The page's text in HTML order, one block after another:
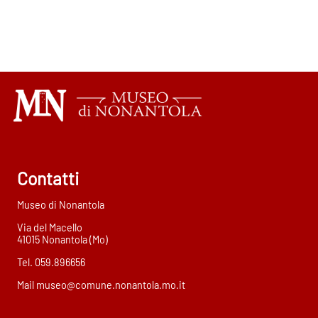
Contatti
Museo di Nonantola
Via del Macello
41015 Nonantola (Mo)
Tel. 059.896656
Mail museo@comune.nonantola.mo.it